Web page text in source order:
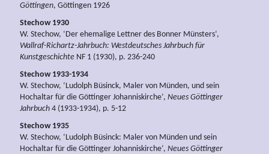
Göttingen, Göttingen 1926
Stechow 1930
W. Stechow, ‘Der ehemalige Lettner des Bonner Münsters‘,
Wallraf-Richartz-Jahrbuch: Westdeutsches Jahrbuch für
Kunstgeschichte NF 1 (1930), p. 236-240
Stechow 1933-1934
W. Stechow, ‘Ludolph Büsinck, Maler von Münden, und sein
Hochaltar für die Göttinger Johanniskirche’, Neues Göttinger
Jahrbuch 4 (1933-1934), p. 5-12
Stechow 1935
W. Stechow, ‘Ludolph Büsinck: Maler von Münden und sein
Hochaltar für die Göttinger Johanniskirche‘, Neues Göttinger